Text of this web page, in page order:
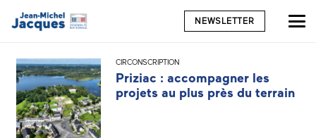
NEWSLETTER
CIRCONSCRIPTION
Priziac : accompagner les
projets au plus près du terrain